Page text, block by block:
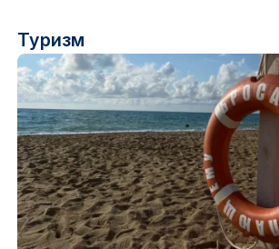
Туризм